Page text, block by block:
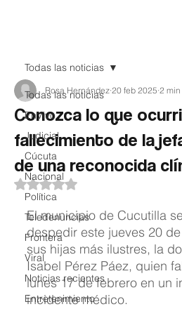
Todas las noticias
EnVivo
Judicial
Cúcuta
Nacional
Política
Teledenuncias
Frontera
Viral
Noticias recientes
Entretenimiento
Todas las noticias
Conozca lo que
fallecimiento de la
de una reconocida
Rosa Hernández 20 feb 2025 2
Obtuvo NaN de 5 estrellas.
El municipio de Cucutilla
despedir este jueves 20
sus hijas más ilustres, la
Isabel Pérez Páez, quien
lunes 17 de febrero en un
incidente médico.